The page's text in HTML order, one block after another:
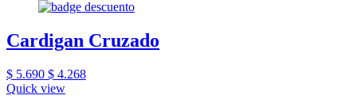
Cardigan Cruzado
$ 5.690 $ 4.268
Quick view